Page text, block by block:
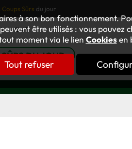
à son bon fonctionnement.
être utilisés : vous pouvez
moment via le lien Cookiesen
Tout refuser
Coups Sûrs du jour
GNT
DU JOUR